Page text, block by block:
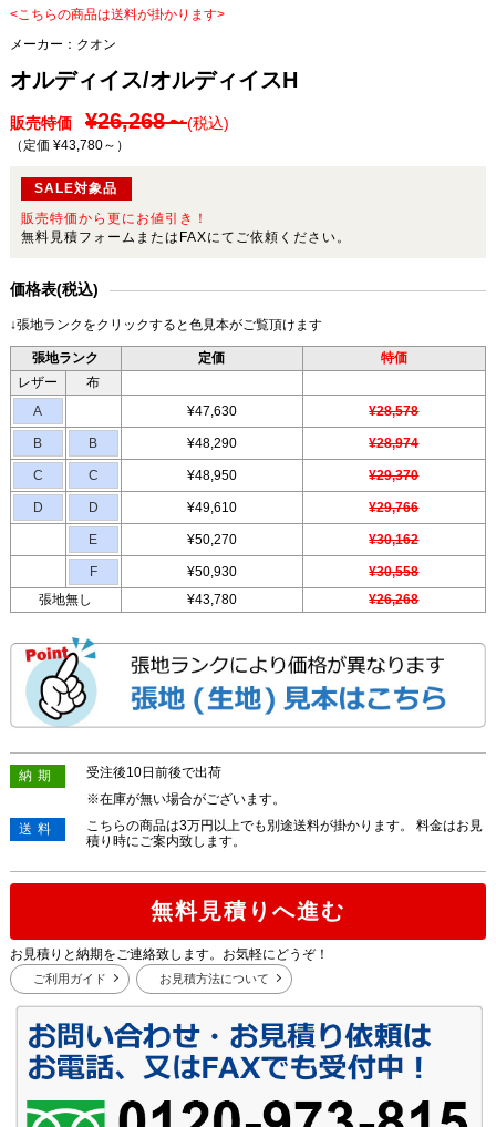
<こちらの商品は送料が掛かります>
メーカー： クオン
オルディイス/オルディイスH
販売特価 ¥26,268～(税込)
（定価 ¥43,780～ ）
SALE対象品
販売特価から更にお値引き！
無料見積フォームまたはFAXにてご依頼ください。
価格表(税込)
↓張地ランクをクリックすると色見本がご覧頂けます
張地ランク 定価
特価
レザー
布
A
¥47,630 ¥28,578
B B ¥48,290 ¥28,974
C C ¥48,950 ¥29,370
D D ¥49,610 ¥29,766
E ¥50,270 ¥30,162
F ¥50,930
¥30,558
張地無し
¥43,780 ¥26,268
納期
受注後10日前後で出荷
※在庫が無い場合がございます。
送料
こちらの商品は3万円以上でも別途送料が掛かります。 料金はお見
積り時にご案内致します。
無料見積りへ進む
お見積りと納期をご連絡致します。お気軽にどうぞ！
ご利用ガイド お見積方法について